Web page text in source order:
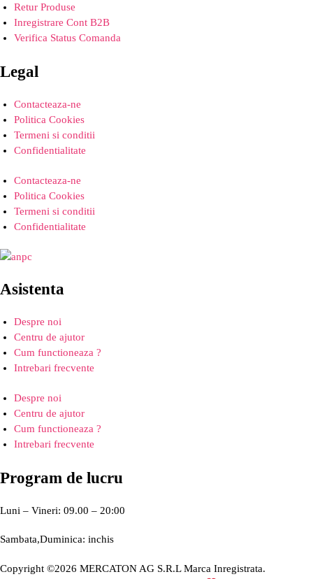
Retur Produse
Inregistrare Cont B2B
Verifica Status Comanda
Legal
Contacteaza-ne
Politica Cookies
Termeni si conditii
Confidentialitate
Contacteaza-ne
Politica Cookies
Termeni si conditii
Confidentialitate
Asistenta
Despre noi
Centru de ajutor
Cum functioneaza ?
Intrebari frecvente
Despre noi
Centru de ajutor
Cum functioneaza ?
Intrebari frecvente
Program de lucru
Luni – Vineri: 09.00 – 20:00
Sambata,Duminica: inchis
Copyright ©2026 MERCATON AG S.R.L Marca Inregistrata.